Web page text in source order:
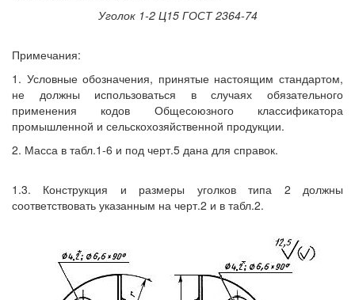
Уголок 1-2 Ц15 ГОСТ 2364-74
Примечания:
1. Условные обозначения, принятые настоящим стандартом,
не должны использоваться в случаях обязательного
применения кодов Общесоюзного классификатора
промышленной и сельскохозяйственной продукции.
2. Масса в табл.1-6 и под черт.5 дана для справок.
1.3. Конструкция и размеры уголков типа 2 должны
соответствовать указанным на черт.2 и в табл.2.